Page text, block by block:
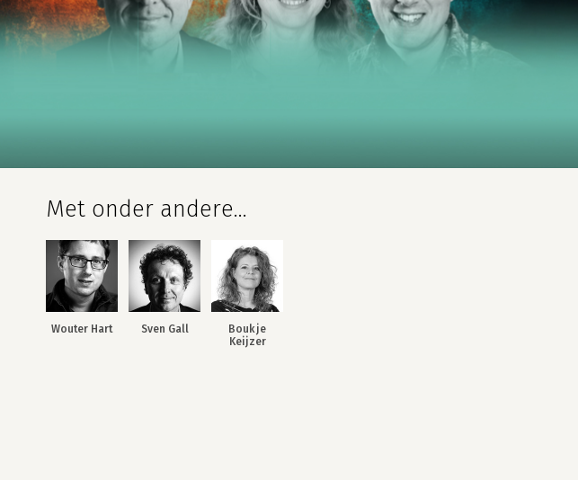
Met onder andere...
Wouter Hart Sven Gall
Boukje
Keijzer